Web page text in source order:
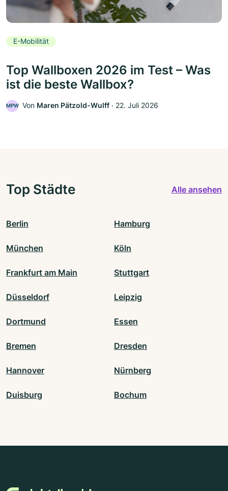
E-Mobilität
Top Wallboxen 2026 im Test – Was
ist die beste Wallbox?
MPW Von Maren Pätzold-Wulff ‧ 22. Juli 2026
Top Städte Alle ansehen
Berlin Hamburg
München Köln
Frankfurt am Main Stuttgart
Düsseldorf Leipzig
Dortmund Essen
Bremen Dresden
Hannover Nürnberg
Duisburg Bochum